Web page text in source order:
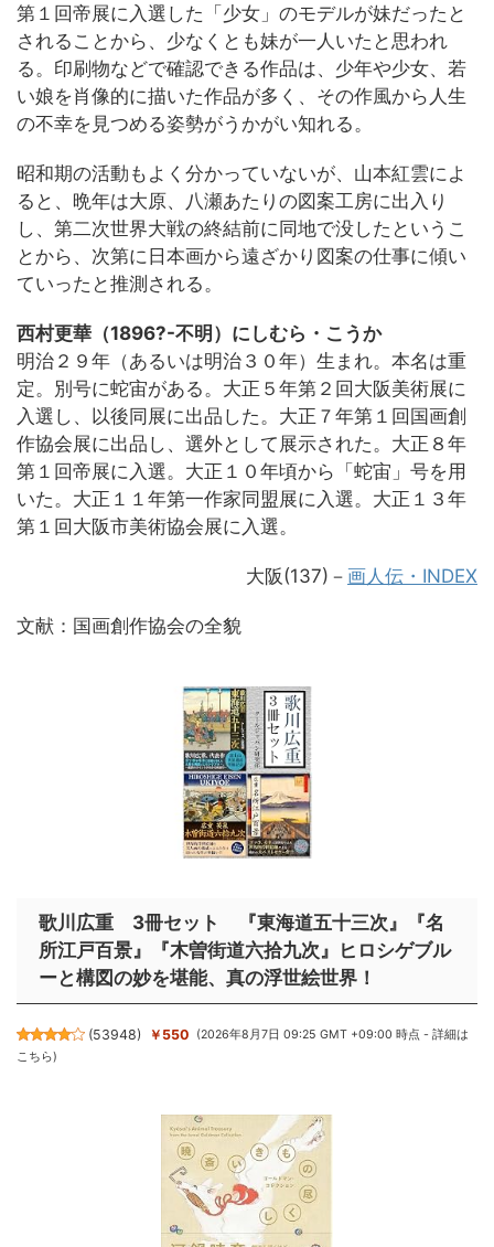
第１回帝展に入選した「少女」のモデルが妹だったと
されることから、少なくとも妹が一人いたと思われ
る。印刷物などで確認できる作品は、少年や少女、若
い娘を肖像的に描いた作品が多く、その作風から人生
の不幸を見つめる姿勢がうかがい知れる。
昭和期の活動もよく分かっていないが、山本紅雲によ
ると、晩年は大原、八瀬あたりの図案工房に出入り
し、第二次世界大戦の終結前に同地で没したというこ
とから、次第に日本画から遠ざかり図案の仕事に傾い
ていったと推測される。
西村更華（1896?-不明）にしむら・こうか
明治２９年（あるいは明治３０年）生まれ。本名は重
定。別号に蛇宙がある。大正５年第２回大阪美術展に
入選し、以後同展に出品した。大正７年第１回国画創
作協会展に出品し、選外として展示された。大正８年
第１回帝展に入選。大正１０年頃から「蛇宙」号を用
いた。大正１１年第一作家同盟展に入選。大正１３年
第１回大阪市美術協会展に入選。
大阪(137)－ 画人伝・INDEX
文献：国画創作協会の全貌
歌川広重 3冊セット 『東海道五十三次』『名
所江戸百景』『木曽街道六拾九次』ヒロシゲブル
ーと構図の妙を堪能、真の浮世絵世界！
(53948) ￥550 (2026年8月7日 09:25 GMT +09:00 時点 -詳細は
こちら)